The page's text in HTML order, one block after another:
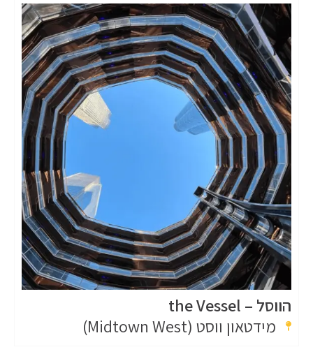
הווסל – the Vessel
מידטאון ווסט (Midtown West)